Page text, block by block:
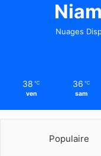
Nuages
38 ℃
ven
36 ℃
sam
Populaire